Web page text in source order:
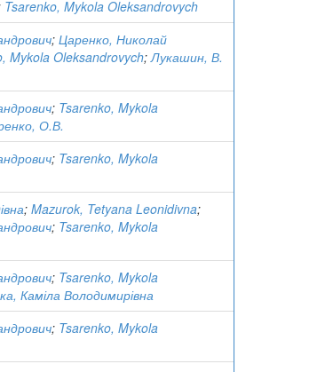
Tsarenko, Mykola Oleksandrovych
; Царенко, Николай
Mykola Oleksandrovych;Лукашин, В.
; Tsarenko, Mykola
О.В.
; Tsarenko, Mykola
; Mazurok, Tetyana Leonidivna;
; Tsarenko, Mykola
; Tsarenko, Mykola
Каміла Володимирівна
; Tsarenko, Mykola